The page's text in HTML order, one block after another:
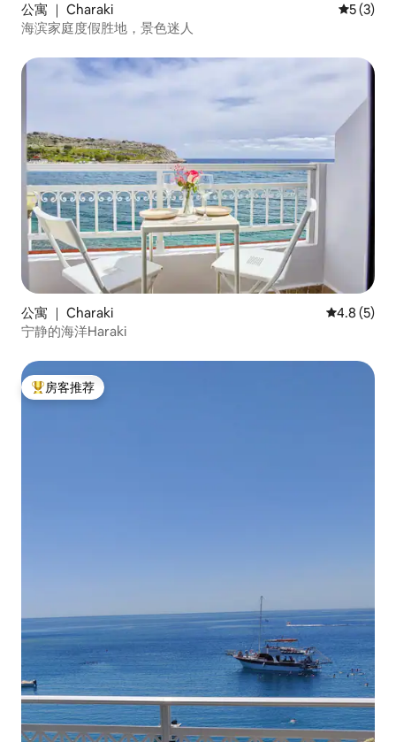
公寓 ｜ Charaki 平均评分
5 (3)
海滨家庭度假胜地，景色迷人
公寓 ｜ Charaki 平均评分
4.8 (5)
宁静的海洋Haraki
热门「房客推荐」
房客推荐